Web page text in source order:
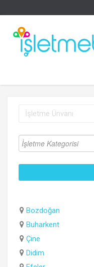
Bozdoğan
Buharkent
Çine
Didim